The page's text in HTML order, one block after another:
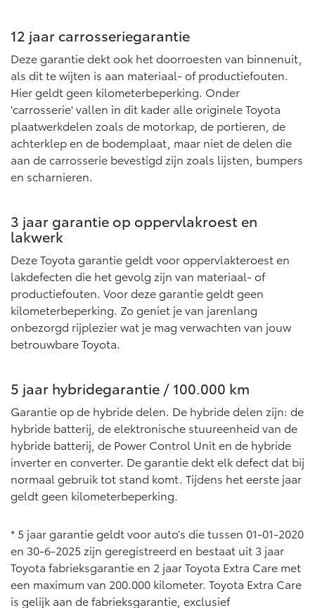
12 jaar carrosseriegarantie
Deze garantie dekt ook het doorroesten van binnenuit,
als dit te wijten is aan materiaal- of productiefouten.
Hier geldt geen kilometerbeperking. Onder
'carrosserie' vallen in dit kader alle originele Toyota
plaatwerkdelen zoals de motorkap, de portieren, de
achterklep en de bodemplaat, maar niet de delen die
aan de carrosserie bevestigd zijn zoals lijsten, bumpers
en scharnieren.
3 jaar garantie op oppervlakroest en
lakwerk
Deze Toyota garantie geldt voor oppervlakteroest en
lakdefecten die het gevolg zijn van materiaal- of
productiefouten. Voor deze garantie geldt geen
kilometerbeperking. Zo geniet je van jarenlang
onbezorgd rijplezier wat je mag verwachten van jouw
betrouwbare Toyota.
5 jaar hybridegarantie / 100.000 km
Garantie op de hybride delen. De hybride delen zijn: de
hybride batterij, de elektronische stuureenheid van de
hybride batterij, de Power Control Unit en de hybride
inverter en converter. De garantie dekt elk defect dat bij
normaal gebruik tot stand komt. Tijdens het eerste jaar
geldt geen kilometerbeperking.
* 5 jaar garantie geldt voor auto’s die tussen 01-01-2020
en 30-6-2025 zijn geregistreerd en bestaat uit 3 jaar
Toyota fabrieksgarantie en 2 jaar Toyota Extra Care met
een maximum van 200.000 kilometer. Toyota Extra Care
is gelijk aan de fabrieksgarantie, exclusief